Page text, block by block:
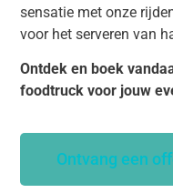
sensatie met onze
voor het serveren van
Ontdek en boek
foodtruck voor jouw
Ontvang een